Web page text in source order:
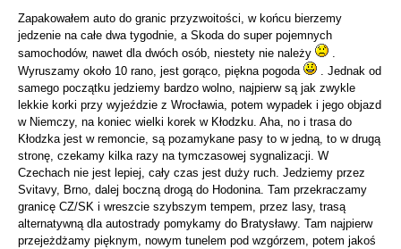
Zapakowałem auto do granic przyzwoitości, w końcu bierzemy
jedzenie na całe dwa tygodnie, a Skoda do super pojemnych
samochodów, nawet dla dwóch osób, niestety nie należy
Wyruszamy około 10 rano, jest gorąco, piękna pogoda
. Jednak od
samego początku jedziemy bardzo wolno, najpierw są jak zwykle
lekkie korki przy wyjeździe z Wrocławia, potem wypadek i jego objazd
w Niemczy, na koniec wielki korek w Kłodzku. Aha, no i trasa do
Kłodzka jest w remoncie, są pozamykane pasy to w jedną, to w drugą
stronę, czekamy kilka razy na tymczasowej sygnalizacji. W
Czechach nie jest lepiej, cały czas jest duży ruch. Jedziemy przez
Svitavy, Brno, dalej boczną drogą do Hodonina. Tam przekraczamy
granicę CZ/SK i wreszcie szybszym tempem, przez lasy, trasą
alternatywną dla autostrady pomykamy do Bratysławy. Tam najpierw
przejeżdżamy pięknym, nowym tunelem pod wzgórzem, potem jakoś